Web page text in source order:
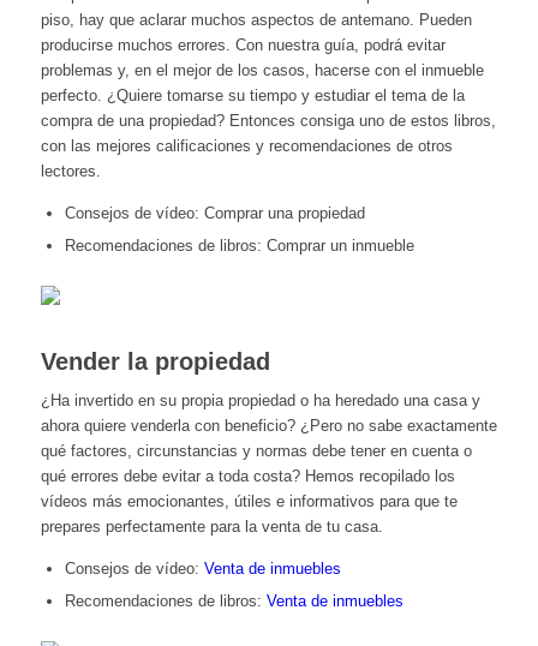
piso, hay que aclarar muchos aspectos de antemano. Pueden
producirse muchos errores. Con nuestra guía, podrá evitar
problemas y, en el mejor de los casos, hacerse con el inmueble
perfecto. ¿Quiere tomarse su tiempo y estudiar el tema de la
compra de una propiedad? Entonces consiga uno de estos libros,
con las mejores calificaciones y recomendaciones de otros
lectores.
Consejos de vídeo: Comprar una propiedad
Recomendaciones de libros: Comprar un inmueble
Vender la propiedad
¿Ha invertido en su propia propiedad o ha heredado una casa y
ahora quiere venderla con beneficio? ¿Pero no sabe exactamente
qué factores, circunstancias y normas debe tener en cuenta o
qué errores debe evitar a toda costa? Hemos recopilado los
vídeos más emocionantes, útiles e informativos para que te
prepares perfectamente para la venta de tu casa.
Consejos de vídeo: Venta de inmuebles
Recomendaciones de libros: Venta de inmuebles